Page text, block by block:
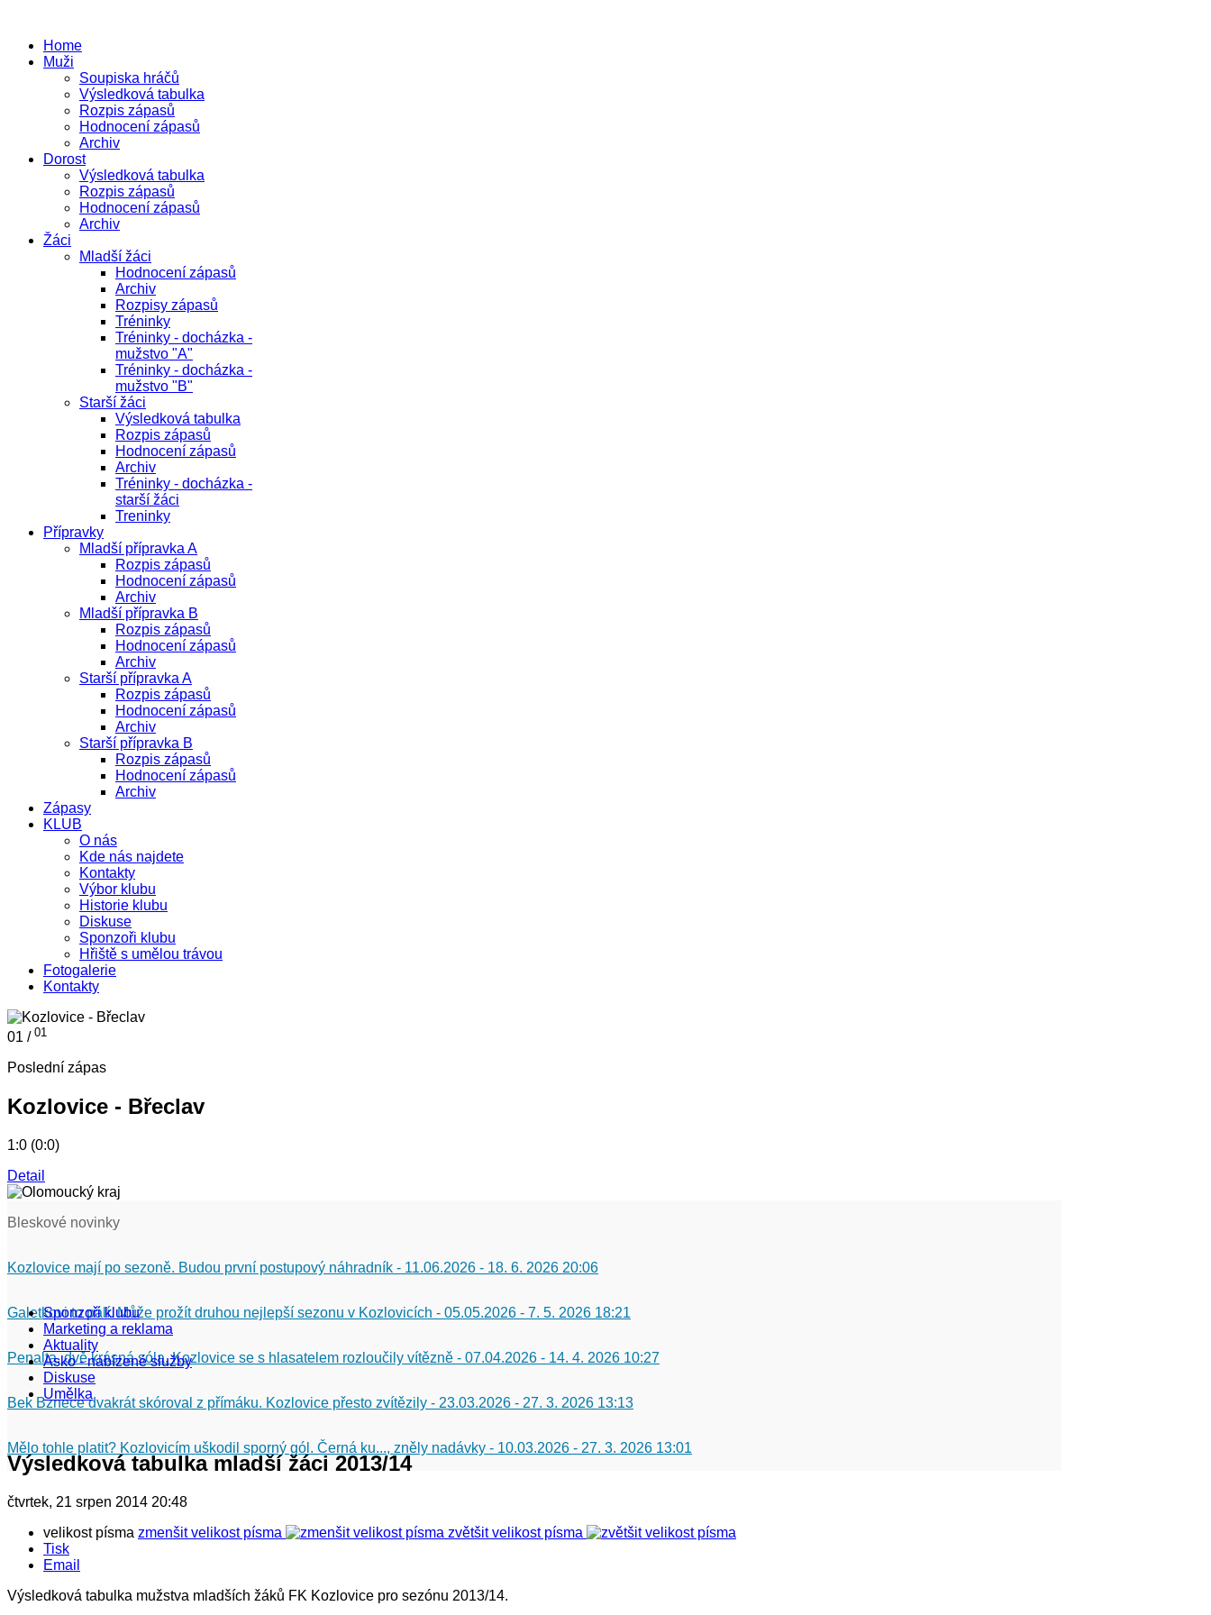
Home
Muži
Soupiska hráčů
Výsledková tabulka
Rozpis zápasů
Hodnocení zápasů
Archiv
Dorost
Výsledková tabulka
Rozpis zápasů
Hodnocení zápasů
Archiv
Žáci
Mladší žáci
Hodnocení zápasů
Archiv
Rozpisy zápasů
Tréninky
Tréninky - docházka -
mužstvo "A"
Tréninky - docházka -
mužstvo "B"
Starší žáci
Výsledková tabulka
Rozpis zápasů
Hodnocení zápasů
Archiv
Tréninky - docházka -
starší žáci
Treninky
Přípravky
Mladší přípravka A
Rozpis zápasů
Hodnocení zápasů
Archiv
Mladší přípravka B
Rozpis zápasů
Hodnocení zápasů
Archiv
Starší přípravka A
Rozpis zápasů
Hodnocení zápasů
Archiv
Starší přípravka B
Rozpis zápasů
Hodnocení zápasů
Archiv
Zápasy
KLUB
O nás
Kde nás najdete
Kontakty
Výbor klubu
Historie klubu
Diskuse
Sponzoři klubu
Hřiště s umělou trávou
Fotogalerie
Kontakty
01 / 01
Poslední zápas
Kozlovice - Břeclav
1:0 (0:0)
Detail
Bleskové novinky
Kozlovice mají po sezoně. Budou první postupový náhradník - 11.06.2026 - 18. 6. 2026 20:06
Galetkovi to pálí. Může prožít druhou nejlepší sezonu v Kozlovicích - 05.05.2026 - 7. 5. 2026 18:21
Penalta, dvě krásná sóla. Kozlovice se s hlasatelem rozloučily vítězně - 07.04.2026 - 14. 4. 2026 10:27
Bek Bznece dvakrát skóroval z přímáku. Kozlovice přesto zvítězily - 23.03.2026 - 27. 3. 2026 13:13
Mělo tohle platit? Kozlovicím uškodil sporný gól. Černá ku..., zněly nadávky - 10.03.2026 - 27. 3. 2026 13:01
Sponzoři klubu
Marketing a reklama
Aktuality
Asko - nabízené služby
Diskuse
Umělka
Výsledková tabulka mladší žáci 2013/14
čtvrtek, 21 srpen 2014 20:48
velikost písma zmenšit velikost písma
zvětšit velikost písma
Tisk
Email
Výsledková tabulka mužstva mladších žáků FK Kozlovice pro sezónu 2013/14.